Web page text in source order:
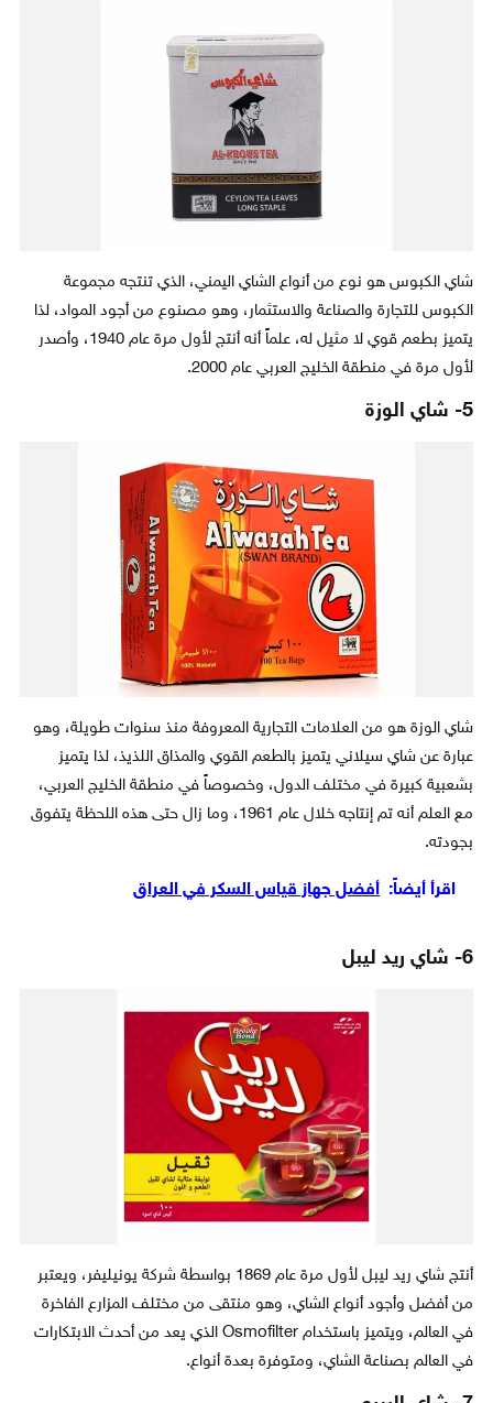
شاي الكبوس هو نوع من أنواع الشاي اليمني، الذي تنتجه مجموعة
الكبوس للتجارة والصناعة والاستثمار، وهو مصنوع من أجود المواد، لذا
يتميز بطعم قوي لا مثيل له، علماً أنه أنتج لأول مرة عام 1940، وأصدر
لأول مرة في منطقة الخليج العربي عام 2000.
5- شاي الوزة
شاي الوزة هو من العلامات التجارية المعروفة منذ سنوات طويلة، وهو
عبارة عن شاي سيلاني يتميز بالطعم القوي والمذاق اللذيذ، لذا يتميز
بشعبية كبيرة في مختلف الدول، وخصوصاً في منطقة الخليج العربي،
مع العلم أنه تم إنتاجه خلال عام 1961، وما زال حتى هذه اللحظة يتفوق
بجودته.
اقرأ أيضاً: أفضل جهاز قياس السكر في العراق
6- شاي ريد ليبل
أنتج شاي ريد ليبل لأول مرة عام 1869 بواسطة شركة يونيليفر، ويعتبر
من أفضل وأجود أنواع الشاي، وهو منتقى من مختلف المزارع الفاخرة
في العالم، ويتميز باستخدام Osmofilter الذي يعد من أحدث الابتكارات
في العالم بصناعة الشاي، ومتوفرة بعدة أنواع.